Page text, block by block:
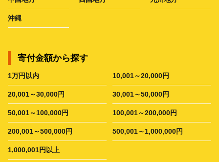
沖縄
寄付金額から探す
1万円以内 10,001～20,000円
20,001～30,000円 30,001～50,000円
50,001～100,000円 100,001～200,000円
200,001～500,000円 500,001～1,000,000円
1,000,001円以上